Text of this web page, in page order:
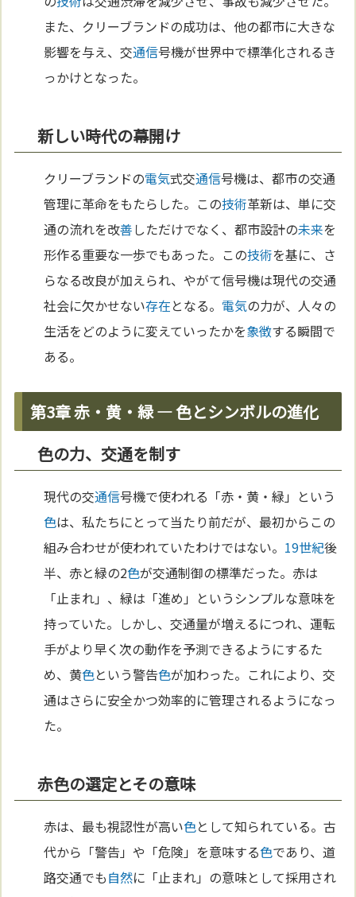
また、クリーブランドの成功は、他の都市に大きな
影響を与え、交通信号機が世界中で標準化されるき
っかけとなった。
新しい時代の幕開け
クリーブランドの電気式交通信号機は、都市の交通
管理に革命をもたらした。この技術革新は、単に交
通の流れを改善しただけでなく、都市設計の未来を
形作る重要な一歩でもあった。この技術を基に、さ
らなる改良が加えられ、やがて信号機は現代の交通
社会に欠かせない存在となる。 電気の力が、人々の
生活をどのように変えていったかを象徴する瞬間で
ある。
第3章 赤・黄・緑 — 色とシンボルの進化
色の力、交通を制す
現代の交通信号機で使われる「赤・黄・緑」という
色は、私たちにとって当たり前だが、最初からこの
組み合わせが使われていたわけではない。 19世紀後
半、赤と緑の2色が交通制御の標準だった。赤は
「止まれ」、緑は「進め」というシンプルな意味を
持っていた。しかし、交通量が増えるにつれ、運転
手がより早く次の動作を予測できるようにするた
め、黄色という警告色が加わった。これにより、交
通はさらに安全かつ効率的に管理されるようになっ
た。
赤色の選定とその意味
赤は、最も視認性が高い色として知られている。古
代から「警告」や「危険」を意味する色であり、道
路交通でも自然に「止まれ」の意味として採用され